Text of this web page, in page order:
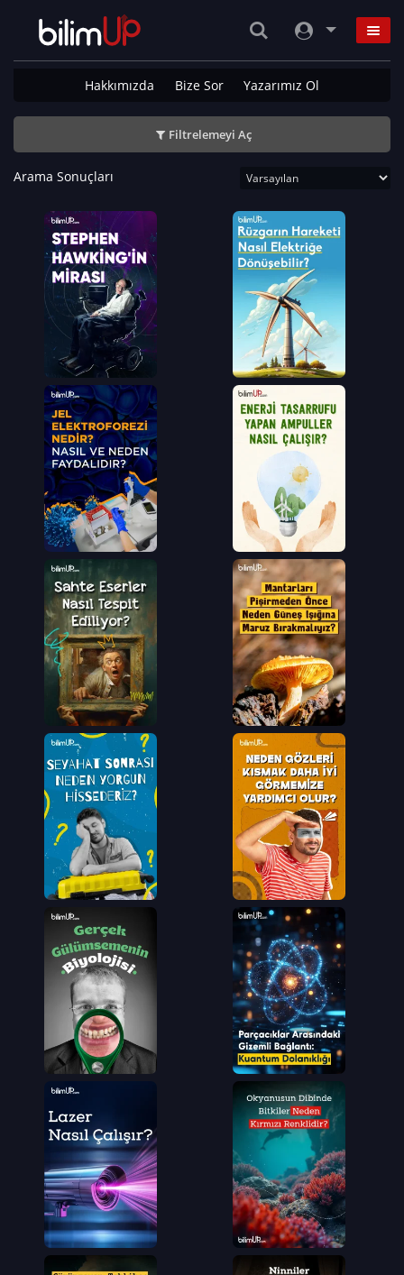
Hakkımızda Bize Sor Yazarımız Ol
Filtrelemeyi Aç
Arama Sonuçları